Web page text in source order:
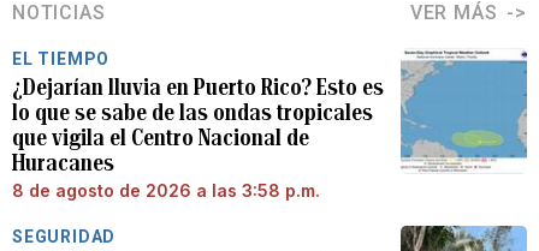
NOTICIAS VER MÁS
EL TIEMPO
¿Dejarían lluvia en Puerto Rico? Esto es
lo que se sabe de las ondas tropicales
que vigila el Centro Nacional de
Huracanes
8 de agosto de 2026 a las 3:58 p.m.
SEGURIDAD